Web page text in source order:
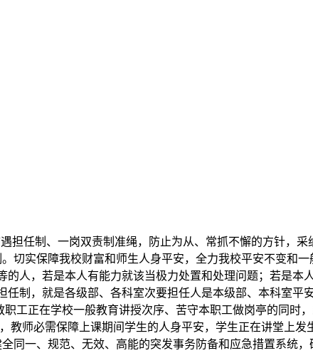
任制、一岗双责制准绳，防止为从、常抓不懈的方针，采
切实保障我校财富和师生人身平安，全力我校平安不变和
人，若是本人有能力就该当极力处置和处理问题；若是本
制，就是各级部、各科室次要担任人是本级部、本科室平
工正在学校一般教育讲授次序、苦守本职工做岗亭的同时
教师必需保障上课期间学生的人身平安，学生正在讲堂上
同一、规范、无效、高能的突发事务防备和应急措置系统